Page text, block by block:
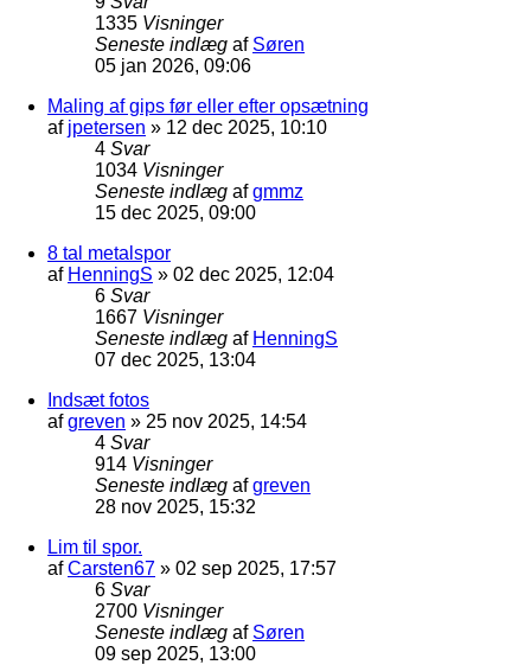
1335 Visninger
Seneste indlæg af Søren
05 jan 2026, 09:06
Maling af gips før eller efter opsætning
af jpetersen » 12 dec 2025, 10:10
4 Svar
1034 Visninger
Seneste indlæg afgmmz
15 dec 2025, 09:00
8 tal metalspor
af HenningS » 02 dec 2025, 12:04
6 Svar
1667 Visninger
Seneste indlæg af HenningS
07 dec 2025, 13:04
Indsæt fotos
afgreven » 25 nov 2025, 14:54
4 Svar
914 Visninger
Seneste indlæg afgreven
28 nov 2025, 15:32
Lim til spor.
afCarsten67 » 02 sep 2025, 17:57
6 Svar
2700 Visninger
Seneste indlæg af Søren
09 sep 2025, 13:00